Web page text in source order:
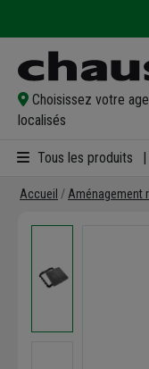
Choisissez votre
localisés
Tous les produits
Accueil Aménagement